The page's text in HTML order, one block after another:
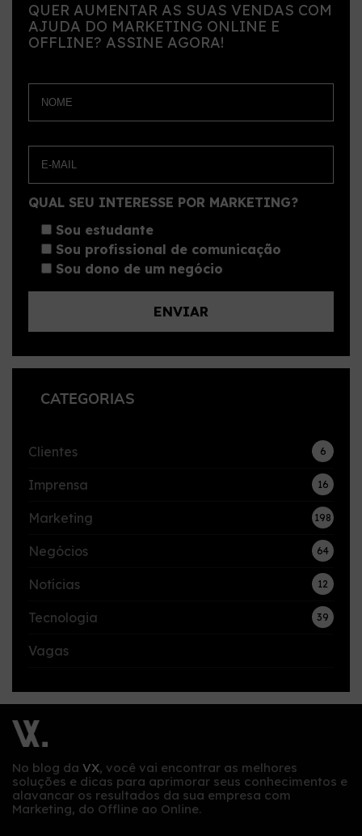
QUER AUMENTAR AS SUAS VENDAS COM
AJUDA DO MARKETING ONLINE E
OFFLINE? ASSINE AGORA!
QUAL SEU INTERESSE POR MARKETING?
Sou estudante
Sou profissional de comunicação
Sou dono de um negócio
CATEGORIAS
Clientes 6
Imprensa 16
Marketing 198
Negócios 64
Notícias 12
Tecnologia 39
Vagas
No blog da VX, você vai encontrar as melhores
soluções e dicas para aprimorar seus conhecimentos e
alavancar os resultados da sua empresa com
Marketing, do Offline ao Online.